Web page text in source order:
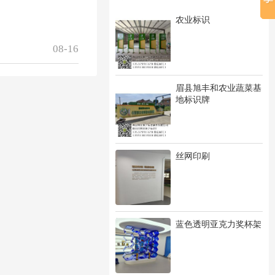
农业标识
眉县旭丰和农业蔬菜基
地标识牌
丝网印刷
蓝色透明亚克力奖杯架
08-16